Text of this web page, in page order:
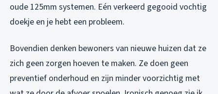
oude 125mm systemen. Eén verkeerd gegooid vochtig
doekje en je hebt een probleem.
Bovendien denken bewoners van nieuwe huizen dat ze
zich geen zorgen hoeven te maken. Ze doen geen
preventief onderhoud en zijn minder voorzichtig met